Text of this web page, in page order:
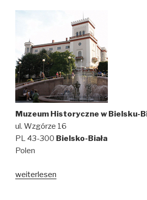
Muzeum Historyczne w Bielsku-
ul. Wzgórze 16
PL 43-300 Bielsko-Biała
Polen
weiterlesen